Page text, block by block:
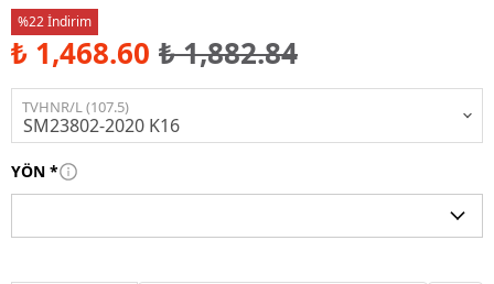
%22 İndirim
₺ 1,468.60 ₺ 1,882.84
TVHNR/L (107.5)
YÖN *